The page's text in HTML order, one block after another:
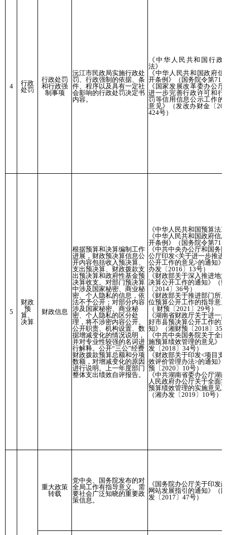
4
行政
处罚
行政处罚
和行政强
制事项
沅江市民政局实施行政处
罚、行政强制的依据、条
件、程序以及具有一定社
会影响的行政处罚决定书
内容。
《中华人民共和国行政
法》
《中华人民共和国政府信
开条例》（国务院令第711
《国家发展改革委办公厅
进一步完善行政许可和行
罚等信用信息公示工作的
意见》（发改办财金〔
424号）
5
财政
预
算、
决算
财政信息
根据预算和决算编制工作
进展，财政预决算信息公
开内容包括收入预决算、
支出预决算、财政拨款支
出预决算和政府性基金预
决算收支。对部门预决算
中涉及国家秘密、商业秘
密、个人隐私的信息，依
法不予公开；对部分内容
涉及国家秘密、商业秘
密、个人隐私的区分处
理，将不涉密内容公开。
公开职责、机构设置、数
据增减变化的情况说明，
并对专业性较强的名词进
行解释。公开“三公”经费
财政拨款预算总额和分项
数额，对增减变化的原因
进行说明。上一年度部门
整体支出绩效自评报告。
《中华人民共和国预算法》
《中华人民共和国政府信
开条例》（国务院令第711
《中共中央办公厅和国务
公厅印发<关于进一步推进
公开工作的意见>的通知》
办发〔2016〕13号）
《财政部关于深入推进地
决算公开工作的通知》（
〔2014〕36号）
《财政部关于推进部门所
位预算公开工作的指导意
（ 财预〔2021〕29号）
《湖南省财政厅关于进一
好市县预决算公开工作的通
知》（湘财预〔2018〕35
《中共中央国务院关于全
施预算绩效管理的意见》
发〔2018〕34号）
《财政部关于印发<项目支
效评价管理办法>的通知》
预〔2020〕10号）
《中共湖南省委办公厅湖
人民政府办公厅关于全面
预算绩效管理的实施意见》
（湘办发〔2019〕10号）
重大政策
转载
党中央、国务院发布的对
全局工作有指导意义、需
要社会广泛知晓的重要政
策信息。
《国务院办公厅关于印发
网站发展指引的通知》（
发〔2017〕47号）